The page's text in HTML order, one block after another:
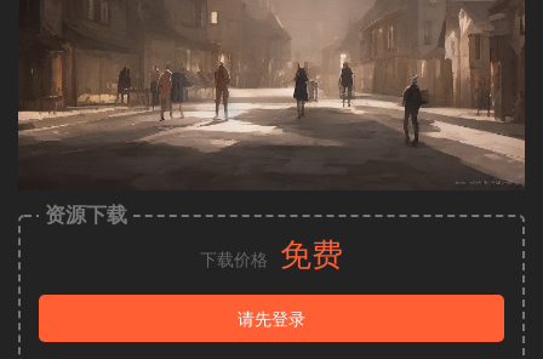
资源下载
下载价格 免费
请先登录